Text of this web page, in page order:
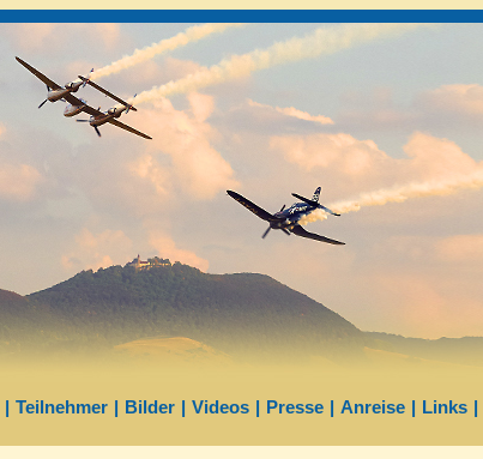
| Teilnehmer | Bilder | Videos | Presse | Anreise | Links |